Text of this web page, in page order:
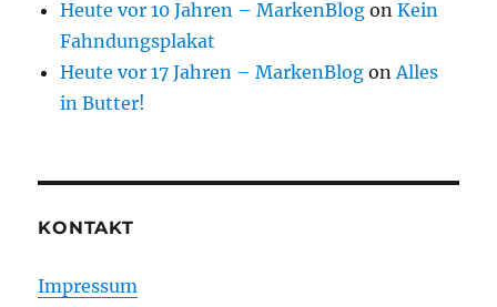
Heute vor 10 Jahren – MarkenBlog onKein
Fahndungsplakat
Heute vor 17 Jahren – MarkenBlog onAlles
in Butter!
KONTAKT
Impressum